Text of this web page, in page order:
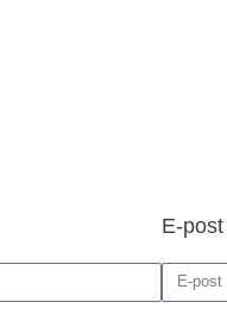
E-post